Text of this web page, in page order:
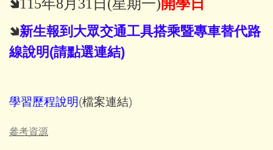
🢆115年8月31日(星期一)開學日
🢆新生報到大眾交通工具搭乘暨專車替代路
線說明(請點選連結)
學習歷程說明(檔案連結)
參考資源